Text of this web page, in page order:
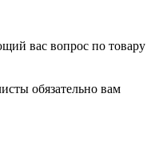
вас вопрос по товару
обязательно вам